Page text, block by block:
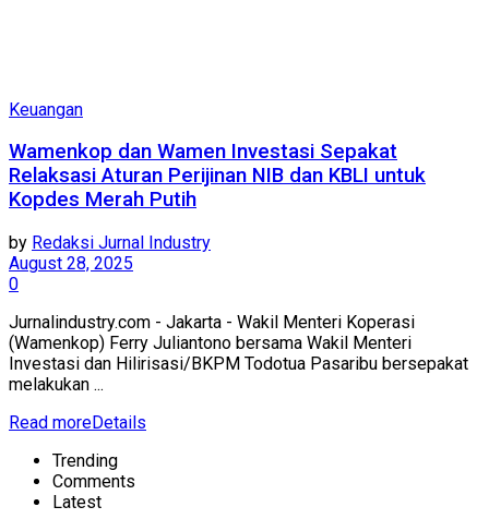
Keuangan
Wamenkop dan Wamen Investasi Sepakat
Relaksasi Aturan Perijinan NIB dan KBLI untuk
Kopdes Merah Putih
by Redaksi Jurnal Industry
August 28, 2025
0
Jurnalindustry.com - Jakarta - Wakil Menteri Koperasi
(Wamenkop) Ferry Juliantono bersama Wakil Menteri
Investasi dan Hilirisasi/BKPM Todotua Pasaribu bersepakat
melakukan ...
Read moreDetails
Trending
Comments
Latest